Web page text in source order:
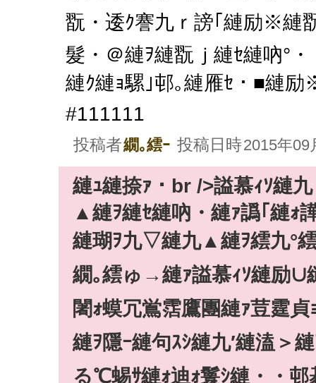
翫・逶ｸ謇九ｒ謗｢縺励※縺
髮・＠縺ｦ縺翫ｊ縺ｾ縺吶°
縺ｸ縺ｮ騾｣邨｡縺雁ｾ・■縺励
#111111
投稿者繝｡繧ｰ 投稿日時2015年09
縺ｭ縺捺ｧ・br />謚慕ｨｿ縺
▲縺ｦ縺ｾ縺吶・縺ｧ譌｢縺ｫ
縺瑚ｦ九▽縺九▲縺ｦ繧九°
繝｡繧ゅ→縺ｧ謚慕ｨｿ縺励∪
闍ｫ蟆冗鴬霑鷹團縺ｧ荳霆貞
縺ｦ隱ｰ縺句ｽｼ縺九′縺溘＞
る℃蜴ｻ縺ｫ迪ｫ鬟ｼ縺・・邨